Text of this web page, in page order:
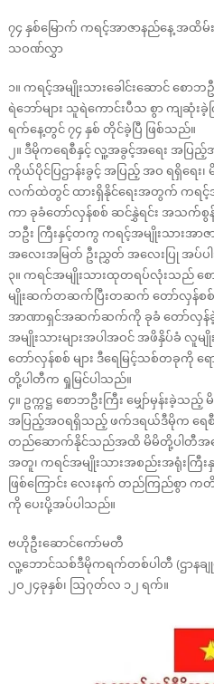
၇၄ နှစ်မြောက် ကရင့်အာဇာနည်နေ့ အထိ
သဝဏ်လွှာ
၁။ ကရင့်အမျိုးသားခေါင်းဆောင် စေ
ရဲဘော်များ သူရဲကောင်းပီသ စွာ ကျဆုံးခဲ့
ရက်နေ့တွင် ၇၄ နှစ် တိုင်ခဲ့ပြီ ဖြစ်သည်။
၂။ ဒီမိုကရေစီနှင့် လူ့အခွင့်အရေး အပြည့်
ကိုယ်ပိုင်ပြဌာန်းခွင့် အပြည့် အဝ ရရှိရေ
လက်ထဲတွင် ထားရှိနိုင်ရေးအတွက် ကရင့်
ကာ ခုခံတော်လှန်စစ် ဆင်နွှဲရင်း အသက်စွ
ဘဦး ကြီးနှင့်တကွ ကရင့်အမျိုးသားအာ
အလေးအမြတ် ဦးညွှတ် အလေးပြု အပ်ပ
၃။ ကရင်အမျိုးသားထုတရပ်လုံးသည် စ
မျိုးဆက်တဆက်ပြီးတဆက် တော်လှန်
အာဏာရှင်အဆက်ဆက်ကို ခုခံ တော်လှ
အမျိုးသားများအပါအဝင် အဖိနှိပ်ခံ လူမ
တော်လှန်စစ် များ ဒီရေမြင့်သစ်တခုကို
တို့ပါတီက ရှုမြင်ပါသည်။
၄။ ဥက္ကဋ္ဌ စောဘဦးကြီး မျှော်မှန်းခဲ့
အပြည့်အဝရရှိသည့် ဖက်ဒရယ်ဒီမိုက ရေစီ
တည်ဆောက်နိုင်သည်အထိ မိမိတို့ပါတီအနေ
အတူ၊ ကရင်အမျိုးသားအစည်းအရုံးက
ဖြစ်ကြောင်း လေးနက် တည်ကြည်စွာ
ကို ပေးပို့အပ်ပါသည်။
ဗဟိုဦးဆောင်ကော်မတီ
လူ့ဘောင်သစ်ဒီမိုကရက်တစ်ပါတီ (ဌာနချု
၂ဝ၂၄ခုနှစ်၊ ဩဂုတ်လ ၁၂ ရက်။